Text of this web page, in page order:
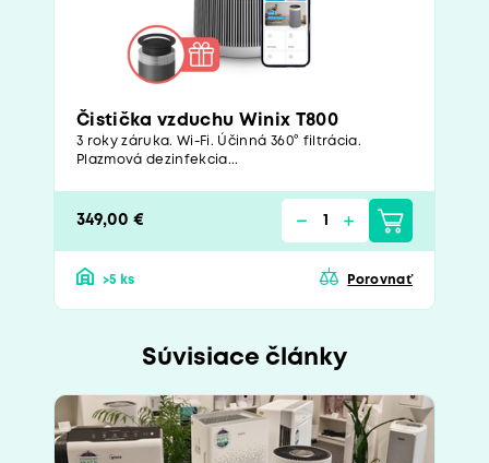
Čistička vzduchu Winix T800
3 roky záruka. Wi-Fi. Účinná 360° filtrácia.
Plazmová dezinfekcia...
349,00 €
>5 ks Porovnať
Súvisiace články